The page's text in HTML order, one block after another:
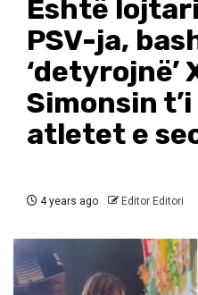
Është
PSV-ja,
‘detyrojnë’
Simonsin
atletet e
4 years ago Editor Editori